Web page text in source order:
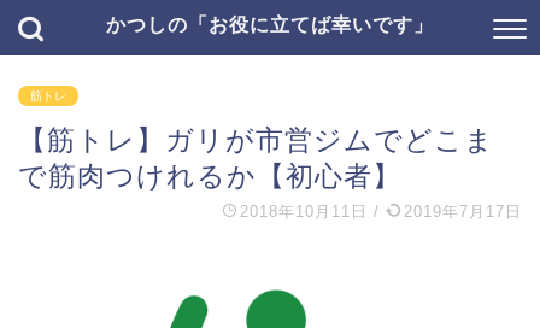
かつしの「お役に立てば幸いです」
筋トレ
【筋トレ】ガリが市営ジムでどこま
で筋肉つけれるか【初心者】
2018年10月11日 / 2019年7月17日